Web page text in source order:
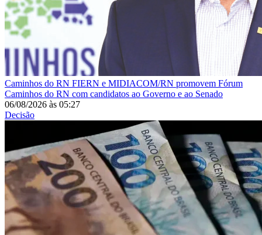
Caminhos do RN FIERN e MIDIACOM/RN promovem Fórum
Caminhos do RN com candidatos ao Governo e ao Senado
06/08/2026 às 05:27
Decisão